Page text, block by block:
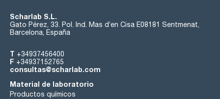
Scharlab S.L.
Gato Pérez, 33. Pol. Ind. Mas d’en Cisa E08181 Sentmenat,
Barcelona, España
T +34937456400
F +34937152765
consultas@scharlab.com
Material de laboratorio
Productos químicos